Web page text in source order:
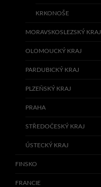
KRKONOŠE
MORAVSKOSLEZSKÝ KRAJ
OLOMOUCKÝ KRAJ
PARDUBICKÝ KRAJ
PLZEŇSKÝ KRAJ
PRAHA
STŘEDOČESKÝ KRAJ
ÚSTECKÝ KRAJ
FINSKO
FRANCIE